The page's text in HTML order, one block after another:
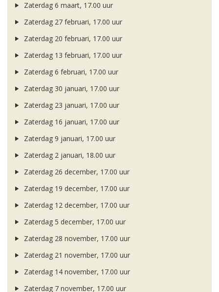
Zaterdag 6 maart, 17.00 uur
Zaterdag 27 februari, 17.00 uur
Zaterdag 20 februari, 17.00 uur
Zaterdag 13 februari, 17.00 uur
Zaterdag 6 februari, 17.00 uur
Zaterdag 30 januari, 17.00 uur
Zaterdag 23 januari, 17.00 uur
Zaterdag 16 januari, 17.00 uur
Zaterdag 9 januari, 17.00 uur
Zaterdag 2 januari, 18.00 uur
Zaterdag 26 december, 17.00 uur
Zaterdag 19 december, 17.00 uur
Zaterdag 12 december, 17.00 uur
Zaterdag 5 december, 17.00 uur
Zaterdag 28 november, 17.00 uur
Zaterdag 21 november, 17.00 uur
Zaterdag 14 november, 17.00 uur
Zaterdag 7 november, 17.00 uur